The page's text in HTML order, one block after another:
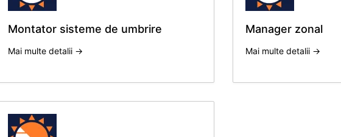
Montator sisteme de umbrire
Mai multe detalii
Manager zonal
Mai multe detalii